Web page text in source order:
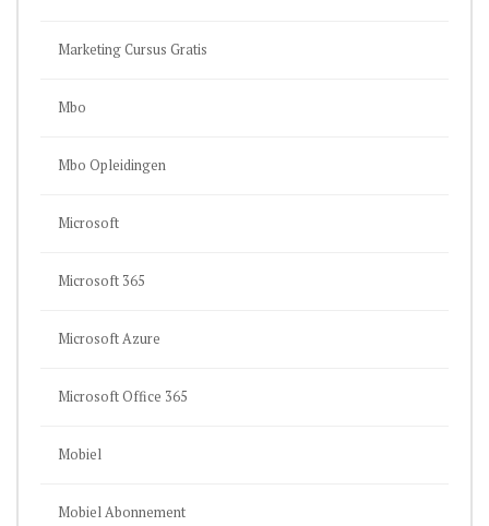
Marketing Cursus Gratis
Mbo
Mbo Opleidingen
Microsoft
Microsoft 365
Microsoft Azure
Microsoft Office 365
Mobiel
Mobiel Abonnement